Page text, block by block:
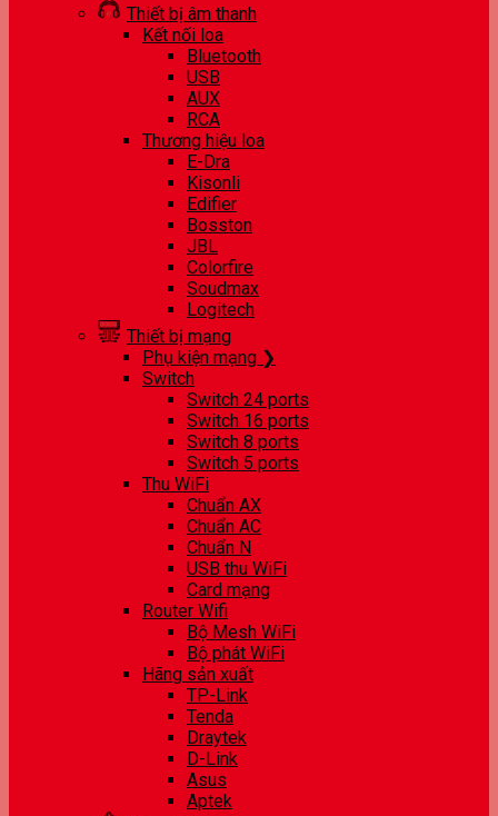
Thiết bị âm thanh
Kết nối loa
Bluetooth
USB
AUX
RCA
Thương hiệu loa
E-Dra
Kisonli
Edifier
Bosston
JBL
Colorfire
Soudmax
Logitech
Thiết bị mạng
Phụ kiện mạng ❯
Switch
Switch 24 ports
Switch 16 ports
Switch 8 ports
Switch 5 ports
Thu WiFi
Chuẩn AX
Chuẩn AC
Chuẩn N
USB thu WiFi
Card mạng
Router Wifi
Bộ Mesh WiFi
Bộ phát WiFi
Hãng sản xuất
TP-Link
Tenda
Draytek
D-Link
Asus
Aptek